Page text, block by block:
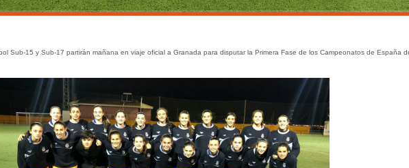
Sub-15 y Sub-17 partirán mañana en viaje oficial a Granada para disputar la Primera Fase de los Campeonatos de España